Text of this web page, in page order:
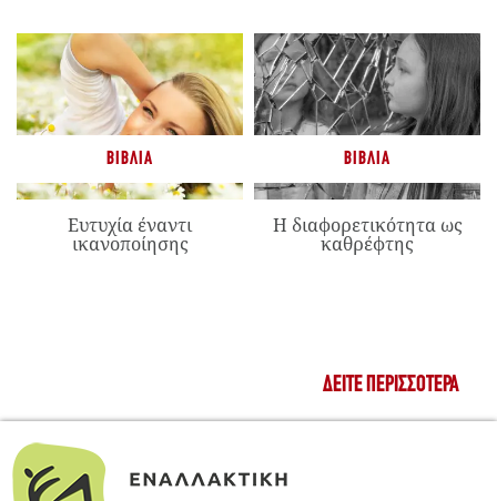
ΒΙΒΛΊΑ
Ευτυχία έναντι
ικανοποίησης
ΒΙΒΛΊΑ
Η διαφορετικότητα ως
καθρέφτης
ΔΕΊΤΕ ΠΕΡΙΣΣΌΤΕΡΑ